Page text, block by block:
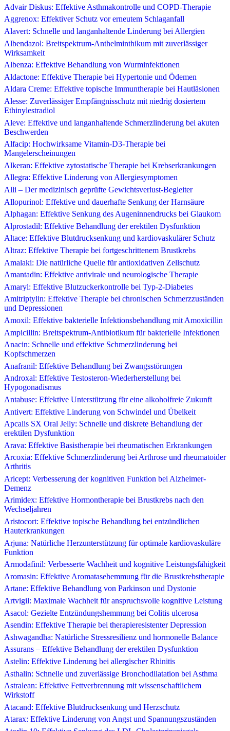
Advair Diskus: Effektive Asthmakontrolle und COPD-Therapie
Aggrenox: Effektiver Schutz vor erneutem Schlaganfall
Alavert: Schnelle und langanhaltende Linderung bei Allergien
Albendazol: Breitspektrum-Anthelminthikum mit zuverlässiger
Wirksamkeit
Albenza: Effektive Behandlung von Wurminfektionen
Aldactone: Effektive Therapie bei Hypertonie und Ödemen
Aldara Creme: Effektive topische Immuntherapie bei Hautläsionen
Alesse: Zuverlässiger Empfängnisschutz mit niedrig dosiertem
Ethinylestradiol
Aleve: Effektive und langanhaltende Schmerzlinderung bei akuten
Beschwerden
Alfacip: Hochwirksame Vitamin-D3-Therapie bei
Mangelerscheinungen
Alkeran: Effektive zytostatische Therapie bei Krebserkrankungen
Allegra: Effektive Linderung von Allergiesymptomen
Alli – Der medizinisch geprüfte Gewichtsverlust-Begleiter
Allopurinol: Effektive und dauerhafte Senkung der Harnsäure
Alphagan: Effektive Senkung des Augeninnendrucks bei Glaukom
Alprostadil: Effektive Behandlung der erektilen Dysfunktion
Altace: Effektive Blutdrucksenkung und kardiovaskulärer Schutz
Altraz: Effektive Therapie bei fortgeschrittenem Brustkrebs
Amalaki: Die natürliche Quelle für antioxidativen Zellschutz
Amantadin: Effektive antivirale und neurologische Therapie
Amaryl: Effektive Blutzuckerkontrolle bei Typ-2-Diabetes
Amitriptylin: Effektive Therapie bei chronischen Schmerzzuständen
und Depressionen
Amoxil: Effektive bakterielle Infektionsbehandlung mit Amoxicillin
Ampicillin: Breitspektrum-Antibiotikum für bakterielle Infektionen
Anacin: Schnelle und effektive Schmerzlinderung bei
Kopfschmerzen
Anafranil: Effektive Behandlung bei Zwangsstörungen
Androxal: Effektive Testosteron-Wiederherstellung bei
Hypogonadismus
Antabuse: Effektive Unterstützung für eine alkoholfreie Zukunft
Antivert: Effektive Linderung von Schwindel und Übelkeit
Apcalis SX Oral Jelly: Schnelle und diskrete Behandlung der
erektilen Dysfunktion
Arava: Effektive Basistherapie bei rheumatischen Erkrankungen
Arcoxia: Effektive Schmerzlinderung bei Arthrose und rheumatoider
Arthritis
Aricept: Verbesserung der kognitiven Funktion bei Alzheimer-
Demenz
Arimidex: Effektive Hormontherapie bei Brustkrebs nach den
Wechseljahren
Aristocort: Effektive topische Behandlung bei entzündlichen
Hauterkrankungen
Arjuna: Natürliche Herzunterstützung für optimale kardiovaskuläre
Funktion
Armodafinil: Verbesserte Wachheit und kognitive Leistungsfähigkeit
Aromasin: Effektive Aromatasehemmung für die Brustkrebstherapie
Artane: Effektive Behandlung von Parkinson und Dystonie
Artvigil: Maximale Wachheit für anspruchsvolle kognitive Leistung
Asacol: Gezielte Entzündungshemmung bei Colitis ulcerosa
Asendin: Effektive Therapie bei therapieresistenter Depression
Ashwagandha: Natürliche Stressresilienz und hormonelle Balance
Assurans – Effektive Behandlung der erektilen Dysfunktion
Astelin: Effektive Linderung bei allergischer Rhinitis
Asthalin: Schnelle und zuverlässige Bronchodilatation bei Asthma
Astralean: Effektive Fettverbrennung mit wissenschaftlichem
Wirkstoff
Atacand: Effektive Blutdrucksenkung und Herzschutz
Atarax: Effektive Linderung von Angst und Spannungszuständen